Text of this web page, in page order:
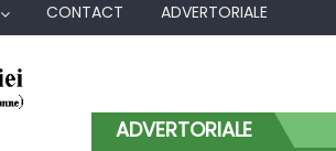
CONTACT ADVERTORIALE
ADVERTORIALE